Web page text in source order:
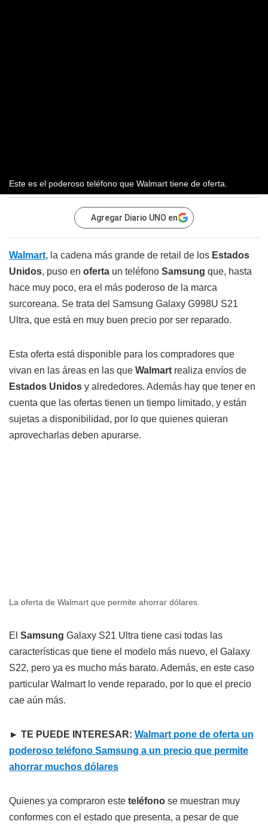
Este es el poderoso teléfono que Walmart tiene de oferta.
Agregar Diario UNO en
Walmart, la cadena más grande de retail de los Estados
Unidos, puso en oferta un teléfono Samsung que, hasta
hace muy poco, era el más poderoso de la marca
surcoreana. Se trata del Samsung Galaxy G998U S21
Ultra, que está en muy buen precio por ser reparado.
Esta oferta está disponible para los compradores que
vivan en las áreas en las que Walmart realiza envíos de
Estados Unidos y alrededores. Además hay que tener en
cuenta que las ofertas tienen un tiempo limitado, y están
sujetas a disponibilidad, por lo que quienes quieran
aprovecharlas deben apurarse.
La oferta de Walmart que permite ahorrar dólares.
El Samsung Galaxy S21 Ultra tiene casi todas las
características que tiene el modelo más nuevo, el Galaxy
S22, pero ya es mucho más barato. Además, en este caso
particular Walmart lo vende reparado, por lo que el precio
cae aún más.
► TE PUEDE INTERESAR: Walmart pone de oferta un
poderoso teléfono Samsung a un precio que permite
ahorrar muchos dólares
Quienes ya compraron este teléfono se muestran muy
conformes con el estado que presenta, a pesar de que